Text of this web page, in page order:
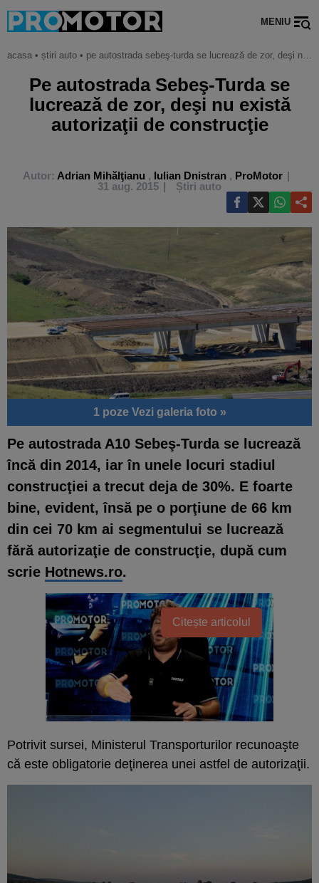
MENIU
acasa • știri auto • pe autostrada sebeş-turda se lucrează de zor, deşi nu există autorizaţii de construcţie
Pe autostrada Sebeş-Turda se
lucrează de zor, deşi nu există
autorizaţii de construcţie
Autor: Adrian Mihălţianu , Iulian Dnistran, ProMotor
31 aug. 2015
Știri auto
1 poze Vezi galeria foto »
Pe autostrada A10 Sebeş-Turda se lucrează
încă din 2014, iar în unele locuri stadiul
construcţiei a trecut deja de 30%. E foarte
bine, evident, însă pe o porţiune de 66 km
din cei 70 km ai segmentului se lucrează
fără autorizaţie de construcţie, după cum
scrie Hotnews.ro.
Citește articolul
Potrivit sursei, Ministerul Transporturilor recunoaşte
că este obligatorie deţinerea unei astfel de autorizaţii.